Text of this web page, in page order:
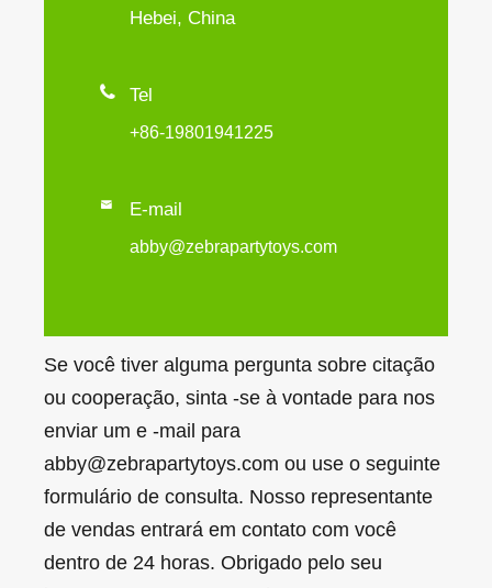
Hebei, China
 Tel
+86-19801941225
 E-mail
abby@zebrapartytoys.com
Se você tiver alguma pergunta sobre citação
ou cooperação, sinta -se à vontade para nos
enviar um e -mail para
abby@zebrapartytoys.com ou use o seguinte
formulário de consulta. Nosso representante
de vendas entrará em contato com você
dentro de 24 horas. Obrigado pelo seu